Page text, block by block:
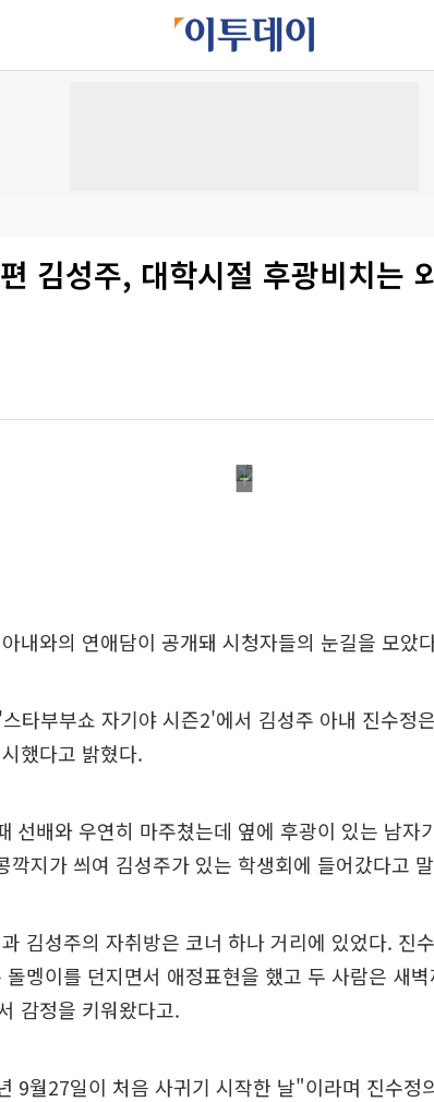
김성주, 대학시절 후광비치는
내와의 연애담이 공개돼 시청자들의 눈길을 모았
타부부쇼 자기야 시즌2'에서 김성주 아내 진수정
했다고 밝혔다.
선배와 우연히 마주쳤는데 옆에 후광이 있는 남자
깍지가 씌여 김성주가 있는 학생회에 들어갔다고
김성주의 자취방은 코너 하나 거리에 있었다. 진
멩이를 던지면서 애정표현을 했고 두 사람은 새
감정을 키워왔다고.
9월27일이 처음 사귀기 시작한 날"이라며 진수정